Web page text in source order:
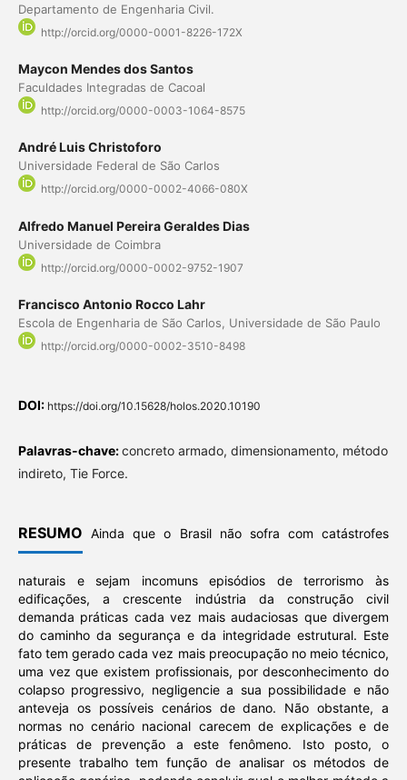
Departamento de Engenharia Civil.
http://orcid.org/0000-0001-8226-172X
Maycon Mendes dos Santos
Faculdades Integradas de Cacoal
http://orcid.org/0000-0003-1064-8575
André Luis Christoforo
Universidade Federal de São Carlos
http://orcid.org/0000-0002-4066-080X
Alfredo Manuel Pereira Geraldes Dias
Universidade de Coimbra
http://orcid.org/0000-0002-9752-1907
Francisco Antonio Rocco Lahr
Escola de Engenharia de São Carlos, Universidade de São Paulo
http://orcid.org/0000-0002-3510-8498
DOI: https://doi.org/10.15628/holos.2020.10190
Palavras-chave:concreto armado, dimensionamento, método
indireto, Tie Force.
RESUMO Ainda que o Brasil não sofra com catástrofes
naturais e sejam incomuns episódios de terrorismo às
edificações, a crescente indústria da construção civil
demanda práticas cada vez mais audaciosas que divergem
do caminho da segurança e da integridade estrutural. Este
fato tem gerado cada vez mais preocupação no meio técnico,
uma vez que existem profissionais, por desconhecimento do
colapso progressivo, negligencie a sua possibilidade e não
anteveja os possíveis cenários de dano. Não obstante, a
normas no cenário nacional carecem de explicações e de
práticas de prevenção a este fenômeno. Isto posto, o
presente trabalho tem função de analisar os métodos de